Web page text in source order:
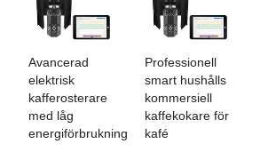
Avancerad
elektrisk
kafferosterare
med låg
energiförbrukning
Professionell
smart hushålls
kommersiell
kaffekokare för
kafé